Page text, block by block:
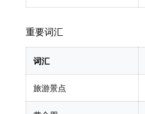
重要词汇
词汇
旅游景点